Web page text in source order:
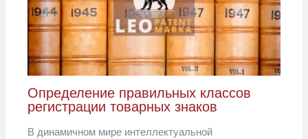
Определение правильных классов
регистрации товарных знаков
В динамичном мире интеллектуальной